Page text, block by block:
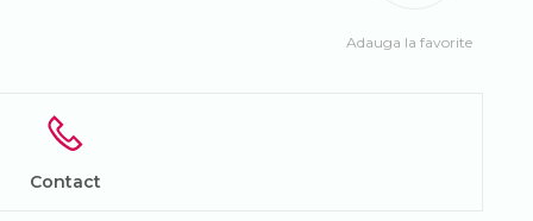
Adauga la favorite
Contact